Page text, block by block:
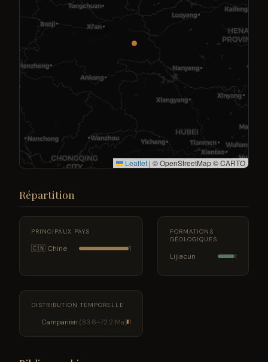
Leaflet | © OpenStreetMap © CARTO
Répartition
PRINCIPAUX PAYS
🇨🇳 Chine 1
FORMATIONS
GÉOLOGIQUES
Lijiacun 1
DISTRIBUTION TEMPORELLE
Campanien (83.6–72.2 Ma) 1